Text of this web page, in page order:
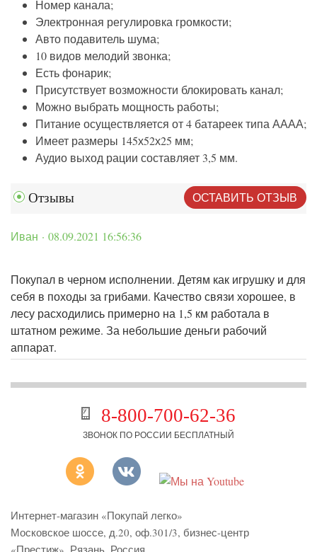
Номер канала;
Электронная регулировка громкости;
Авто подавитель шума;
10 видов мелодий звонка;
Есть фонарик;
Присутствует возможности блокировать канал;
Можно выбрать мощность работы;
Питание осуществляется от 4 батареек типа АААА;
Имеет размеры 145х52х25 мм;
Аудио выход рации составляет 3,5 мм.
Отзывы ОСТАВИТЬ ОТЗЫВ
Иван · 08.09.2021 16:56:36
Покупал в черном исполнении. Детям как игрушку и для
себя в походы за грибами. Качество связи хорошее, в
лесу расходились примерно на 1,5 км работала в
штатном режиме. За небольшие деньги рабочий
аппарат.
8-800-700-62-36
ЗВОНОК ПО РОССИИ БЕСПЛАТНЫЙ
Интернет-магазин «Покупай легко»
Московское шоссе, д.20, оф.301/3, бизнес-центр
«Престиж», Рязань, Россия